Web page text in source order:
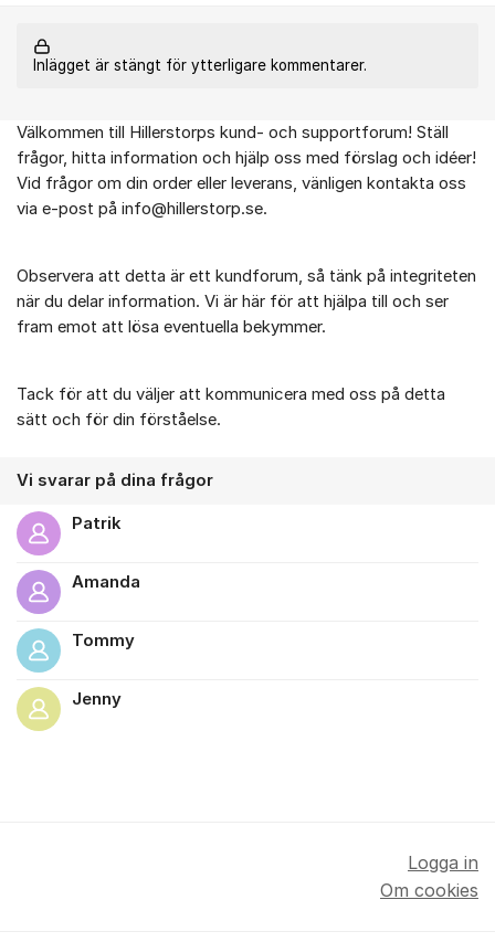
Inlägget är stängt för ytterligare kommentarer.
Om forumet
Välkommen till Hillerstorps kund- och supportforum! Ställ
frågor, hitta information och hjälp oss med förslag och idéer!
Vid frågor om din order eller leverans, vänligen kontakta oss
via e-post på info@hillerstorp.se.
Observera att detta är ett kundforum, så tänk på integriteten
när du delar information. Vi är här för att hjälpa till och ser
fram emot att lösa eventuella bekymmer.
Tack för att du väljer att kommunicera med oss på detta
sätt och för din förståelse.
Vi svarar på dina frågor
Patrik
Amanda
Tommy
Jenny
Logga in
Om cookies